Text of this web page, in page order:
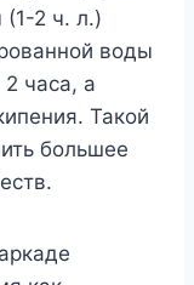
(1-2 ч. л.)
воды
часа, а
Такой
большее